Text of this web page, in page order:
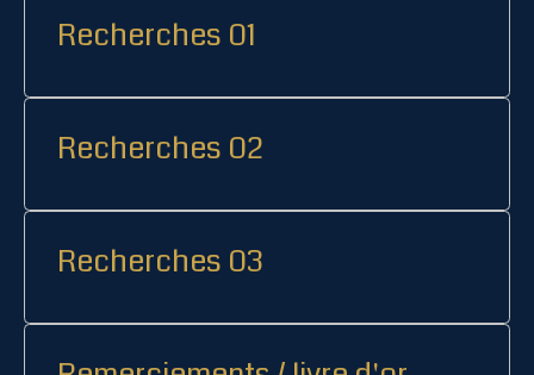
Recherches 01
Recherches 02
Recherches 03